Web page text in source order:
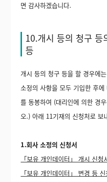
면 감사하겠습니다.
10.개시 등의 청구 등
등
개시 등의 청구 등을 할 경우에
소정의 사항을 모두 기입한 후
를 동봉하여 (대리인에 의한 경
오.) 아래 11기재의 신청처로 보
1.회사 소정의 신청서
「보유 개인데이터」 개시 신청
「보유 개인데이터」 변경 등 신